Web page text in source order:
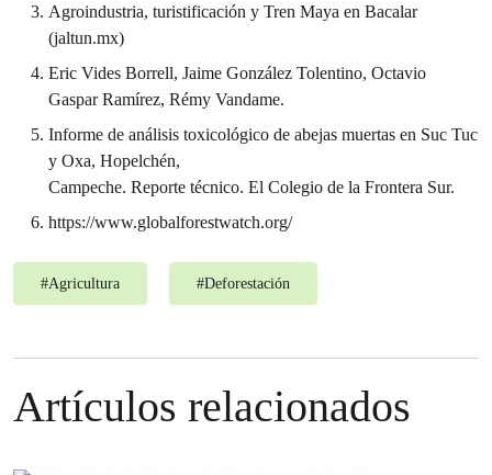
Agroindustria, turistificación y Tren Maya en Bacalar
(jaltun.mx)
Eric Vides Borrell, Jaime González Tolentino, Octavio
Gaspar Ramírez, Rémy Vandame.
Informe de análisis toxicológico de abejas muertas en Suc Tuc
y Oxa, Hopelchén,
Campeche. Reporte técnico. El Colegio de la Frontera Sur.
https://www.globalforestwatch.org/
#Agricultura #Deforestación
Artículos relacionados